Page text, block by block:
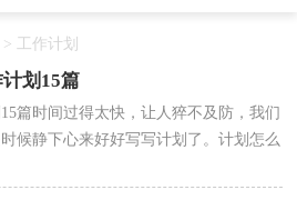
>工作计划
划15篇
篇时间过得太快，让人猝不及防，我们
候静下心来好好写写计划了。计划怎么
小编整理的小学数学教师...